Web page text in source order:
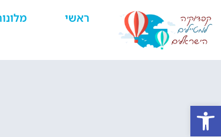
ראשי
פתח סרגל נגישות